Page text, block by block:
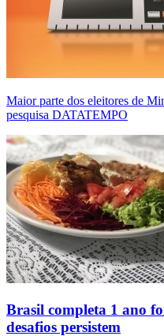
Maior parte dos eleitores de
pesquisa DATATEMPO
Brasil completa 1 ano
desafios persistem